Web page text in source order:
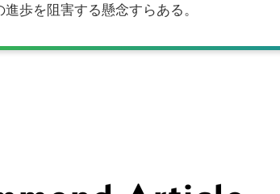
歩を阻害する懸念すらある。
サ